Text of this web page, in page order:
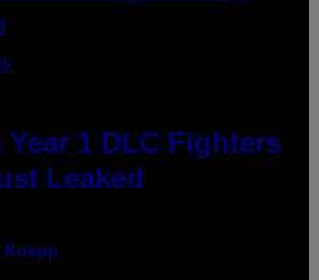
1 DLC Fighters
Leaked
Koepp